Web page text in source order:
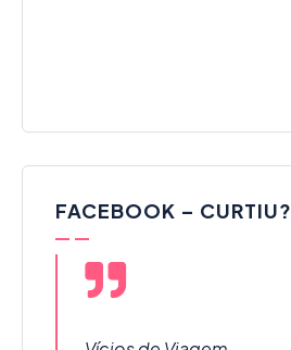
FACEBOOK – CURTIU?